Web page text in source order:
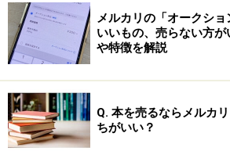
そんな経験をしたからこそ、本はど
めないといけないなと考えています
かはもちろんですが、いかに楽をす
プリやオークションも含め、本をス
売るための8つの買取サービスを紹介
メルカリの「オークシ
いいもの、売らない方
や特徴を解説
Q. 本を売るならメルカ
ちがいい？